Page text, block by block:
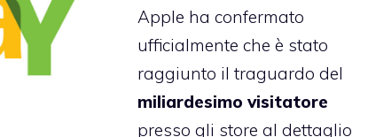
Apple ha confermato
ufficialmente che è stato
raggiunto il traguardo del
miliardesimo visitatore
presso gli store al dettaglio